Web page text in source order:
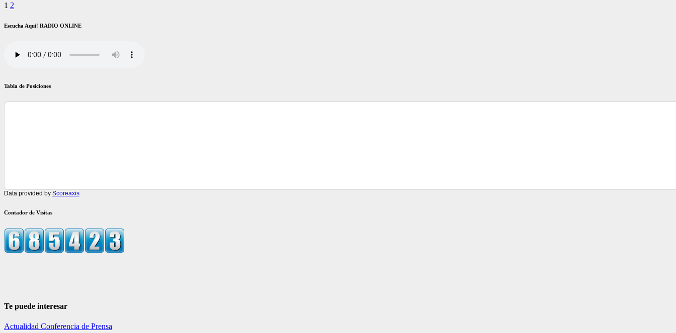
Paginación
de
1 2
Escucha Aquí! RADIO ONLINE
Tabla de Posiciones
Data provided by Scoreaxis
Contador de Visitas
Te puede interesar
Actualidad Conferencia de Prensa